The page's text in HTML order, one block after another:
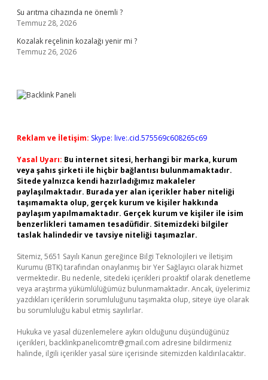
Su arıtma cihazında ne önemli ?
Temmuz 28, 2026
Kozalak reçelinin kozalağı yenir mi ?
Temmuz 26, 2026
Reklam ve İletişim: Skype: live:.cid.575569c608265c69
Yasal Uyarı: Bu internet sitesi, herhangi bir marka, kurum
veya şahıs şirketi ile hiçbir bağlantısı bulunmamaktadır.
Sitede yalnızca kendi hazırladığımız makaleler
paylaşılmaktadır. Burada yer alan içerikler haber niteliği
taşımamakta olup, gerçek kurum ve kişiler hakkında
paylaşım yapılmamaktadır. Gerçek kurum ve kişiler ile isim
benzerlikleri tamamen tesadüfidir. Sitemizdeki bilgiler
taslak halindedir ve tavsiye niteliği taşımazlar.
Sitemiz, 5651 Sayılı Kanun gereğince Bilgi Teknolojileri ve İletişim
Kurumu (BTK) tarafından onaylanmış bir Yer Sağlayıcı olarak hizmet
vermektedir. Bu nedenle, sitedeki içerikleri proaktif olarak denetleme
veya araştırma yükümlülüğümüz bulunmamaktadır. Ancak, üyelerimiz
yazdıkları içeriklerin sorumluluğunu taşımakta olup, siteye üye olarak
bu sorumluluğu kabul etmiş sayılırlar.
Hukuka ve yasal düzenlemelere aykırı olduğunu düşündüğünüz
içerikleri, backlinkpanelicomtr@gmail.com adresine bildirmeniz
halinde, ilgili içerikler yasal süre içerisinde sitemizden kaldırılacaktır.